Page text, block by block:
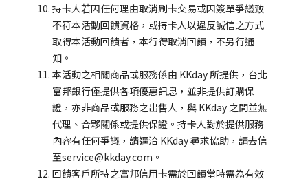
持卡人若因任何理由取消刷卡交易或因簽單爭議致
不符本活動回饋資格，或持卡人以違反誠信之方式
取得本活動回饋者，本行得取消回饋，不另行通
知。
本活動之相關商品或服務係由 KKday 所提供，台北
富邦銀行僅提供各項優惠訊息，並非提供訂購保
證，亦非商品或服務之出售人，與 KKday 之間並無
代理、合夥關係或提供保證。持卡人對於提供服務
內容有任何爭議，請逕洽 KKday 尋求協助，請去信
至service@kkday.com。
回饋客戶所持之富邦信用卡需於回饋當時需為有效